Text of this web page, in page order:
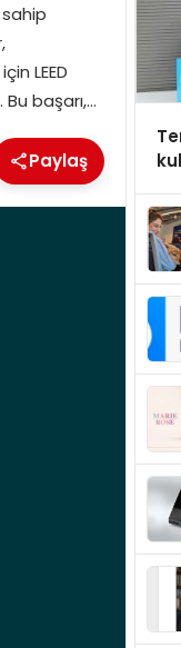
LEED
başarı,…
Paylaş